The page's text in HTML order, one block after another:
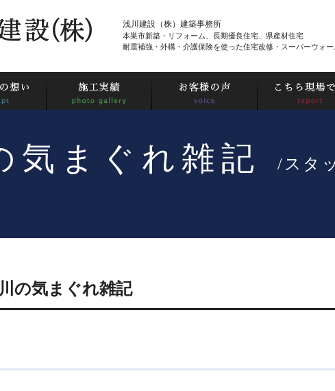
浅川建設（株）建築事務所
本巣市新築・リフォーム、長期優良住宅、県産材住宅
耐震補強・外構・介護保険を使った住宅改修・スーパーウォ
気まぐれ雑記 /スタ
の気まぐれ雑記